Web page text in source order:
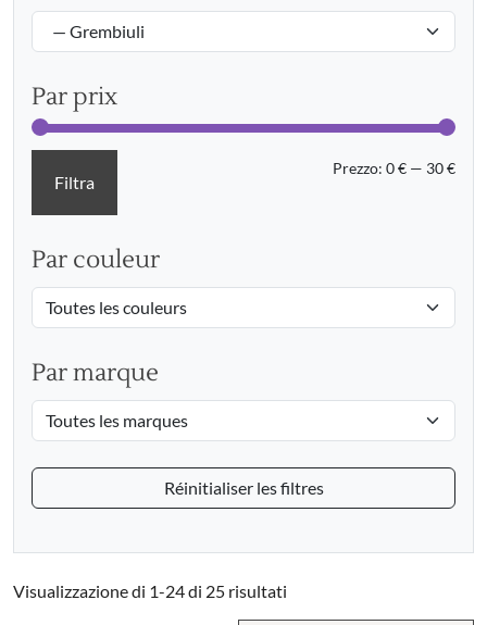
Par prix
Filtra
Prezzo: 0 € — 30 €
Par couleur
Par marque
Réinitialiser les filtres
Visualizzazione di 1-24 di 25 risultati